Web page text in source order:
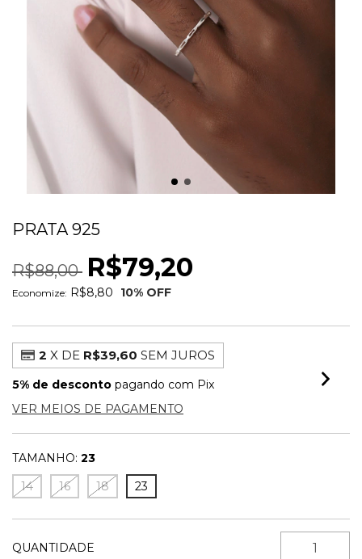
PRATA 925
R$88,00 R$79,20
Economize: R$8,80 10% OFF
2 X DE R$39,60 SEM JUROS
5% de desconto pagando com Pix
VER MEIOS DE PAGAMENTO
TAMANHO: 23
14
16 18 23
QUANTIDADE